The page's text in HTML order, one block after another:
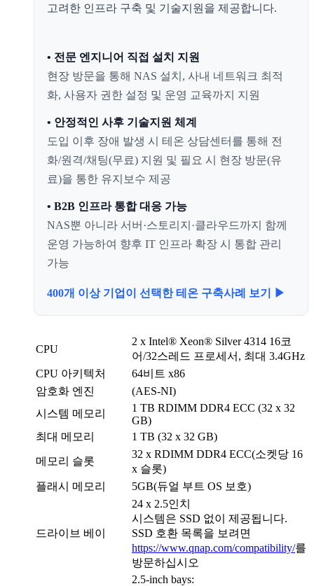
고려한 인프라 구축 및 기술지원을 제공합니다.
• 전문 엔지니어 직접 설치 지원
현장 방문을 통해 NAS 설치, 사내 네트워크 최적
화, 사용자 권한 설정 및 운영 교육까지 지원
• 안정적인 사후 기술지원 체계
도입 이후 장애 발생 시 테온 상담센터를 통해 전
화/원격/채팅(무료) 지원 및 필요 시 현장 방문(유
료)을 통한 유지보수 제공
• B2B 인프라 통합 대응 가능
NAS뿐 아니라 서버·스토리지·클라우드까지 함께
운영 가능하여 향후 IT 인프라 확장 시 통합 관리
가능
400개 이상 기업이 선택한 테온 구축사례 보기 ▶
CPU
2 x Intel® Xeon® Silver 4314 16코
어/32스레드 프로세서, 최대 3.4GHz
CPU 아키텍처
64비트 x86
암호화 엔진
(AES-NI)
시스템 메모리
1 TB RDIMM DDR4 ECC (32 x 32
GB)
최대 메모리
1 TB (32 x 32 GB)
메모리 슬롯
32 x RDIMM DDR4 ECC(소켓당 16
x 슬롯)
플래시 메모리
5GB(듀얼 부트 OS 보호)
드라이브 베이
24 x 2.5인치
시스템은 SSD 없이 제공됩니다.
SSD 호환 목록을 보려면
https://www.qnap.com/compatibility/를
방문하십시오
2.5-inch bays: